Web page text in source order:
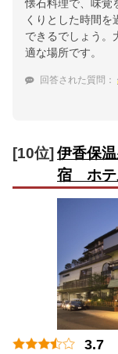
懐石料理で、味覚
くりとした時間
できるでしょう。
適な場所です。
回答された質問：
[10位]伊香保
宿 ホテ
3.7